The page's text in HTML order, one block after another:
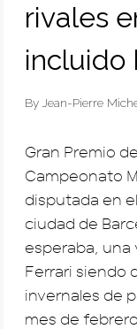
rivales
incluido
By Jean-Pierre
Gran Premio
Campeonato
disputada en
ciudad de
esperaba, una
Ferrari siendo
invernales de
mes de